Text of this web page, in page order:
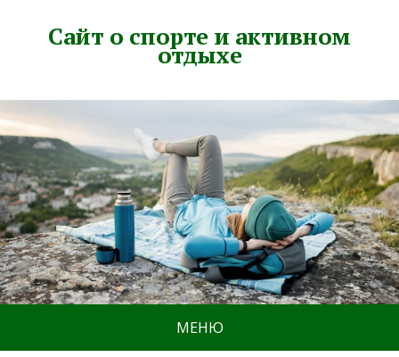
Сайт о спорте и активном
отдыхе
МЕНЮ